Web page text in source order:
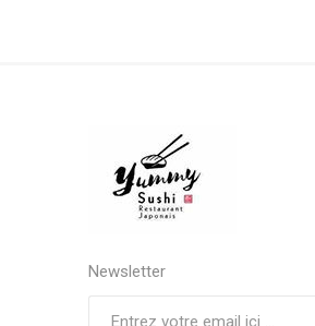
Newsletter